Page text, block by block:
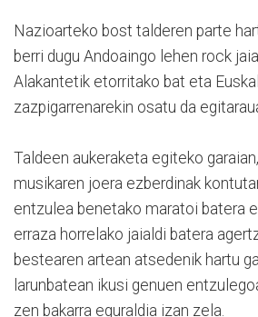
Nazioarteko bost talderen parte
berri dugu Andoaingo lehen rock
Alakantetik etorritako bat eta
zazpigarrenarekin osatu da
Taldeen aukeraketa egiteko garaian,
musikaren joera ezberdinak
entzulea benetako maratoi batera
erraza horrelako jaialdi batera
bestearen artean atsedenik hartu
larunbatean ikusi genuen
zen bakarra eguraldia izan zela.